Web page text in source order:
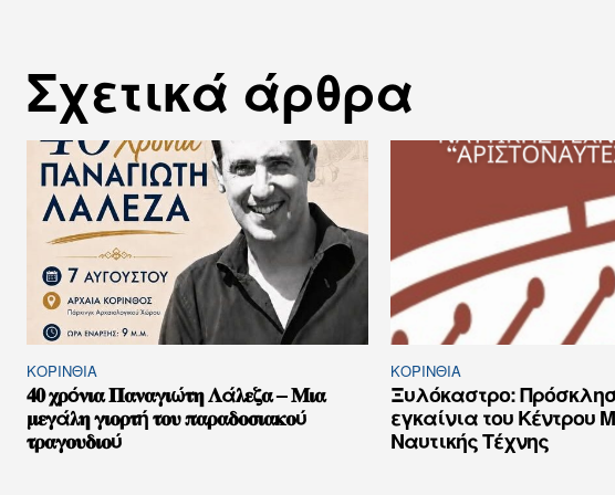
Σχετικά άρθρα
ΚΟΡΙΝΘΊΑ
𝟒𝟎 𝛘𝛒ό𝛎𝛊𝛂 𝚷𝛂𝛎𝛂𝛄𝛊ώ𝛕𝛈 𝚲ά𝛌𝛆𝛇𝛂 – 𝚳𝛊𝛂
𝛍𝛆𝛄ά𝛌𝛈 𝛄𝛊𝛐𝛒𝛕ή 𝛕𝛐𝛖 𝛑𝛂𝛒𝛂𝛅𝛐𝛔𝛊𝛂𝛋𝛐ύ
𝛕𝛒𝛂𝛄𝛐𝛖𝛅𝛊𝛐ύ
ΚΟΡΙΝΘΊΑ
Ξυλόκαστρο:
εγκαίνια του Κέντρου
Ναυτικής Τέχνης